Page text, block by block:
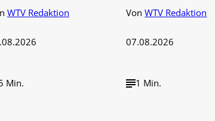
WTV Redaktion
Min.
VonWTV Redaktion
07.08.2026
1 Min.